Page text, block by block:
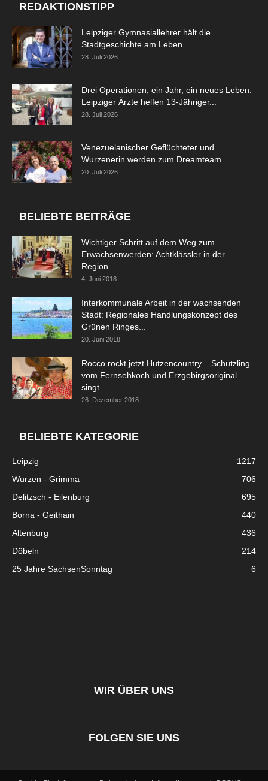
REDAKTIONSTIPP
Leipziger Gymnasiallehrer hält die
Stadtgeschichte am Leben
28. Juli 2026
Drei Operationen, ein Jahr, ein neues Leben:
Leipziger Ärzte helfen 13-Jähriger...
28. Juli 2026
Venezuelanischer Geflüchteter und
Wurzenerin werden zum Dreamteam
20. Juli 2026
BELIEBTE BEITRÄGE
Wichtiger Schritt auf dem Weg zum
Erwachsenwerden: Achtklässler in der
Region...
4. Juni 2018
Interkommunale Arbeit in der wachsenden
Stadt: Regionales Handlungskonzept des
Grünen Ringes...
20. Juni 2018
Rocco rockt jetzt Hutzencountry – Schützling
vom Fernsehkoch und Erzgebirgsoriginal
singt...
26. Dezember 2018
BELIEBTE KATEGORIE
Leipzig
1217
Wurzen - Grimma
706
Delitzsch - Eilenburg
695
Borna - Geithain
440
Altenburg
436
Döbeln
214
25 Jahre SachsenSonntag
6
WIR ÜBER UNS
FOLGEN SIE UNS